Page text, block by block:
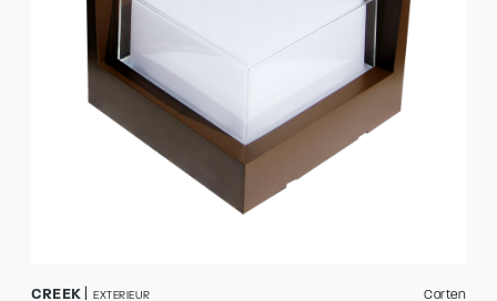
CREEK EXTERIEUR Corten